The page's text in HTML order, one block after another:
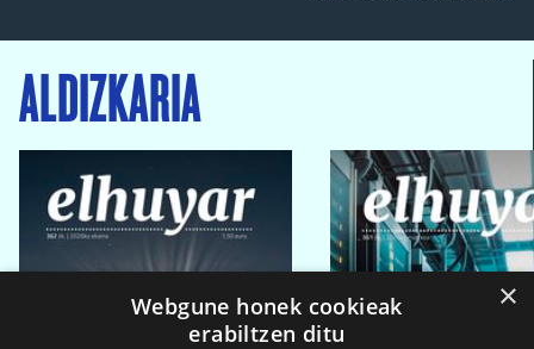
ALDIZKARIA
×
Webgune honek cookieak
erabiltzen ditu